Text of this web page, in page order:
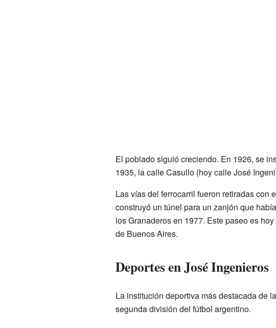
El poblado siguió creciendo. En 1926, se
1935, la calle Casullo (hoy calle José
Las vías del ferrocarril fueron retiradas con
construyó un túnel para un zanjón que
los Granaderos en 1977. Este paseo es
de Buenos Aires.
Deportes en José Ingenieros
La institución deportiva más destacada de
segunda división del fútbol argentino.